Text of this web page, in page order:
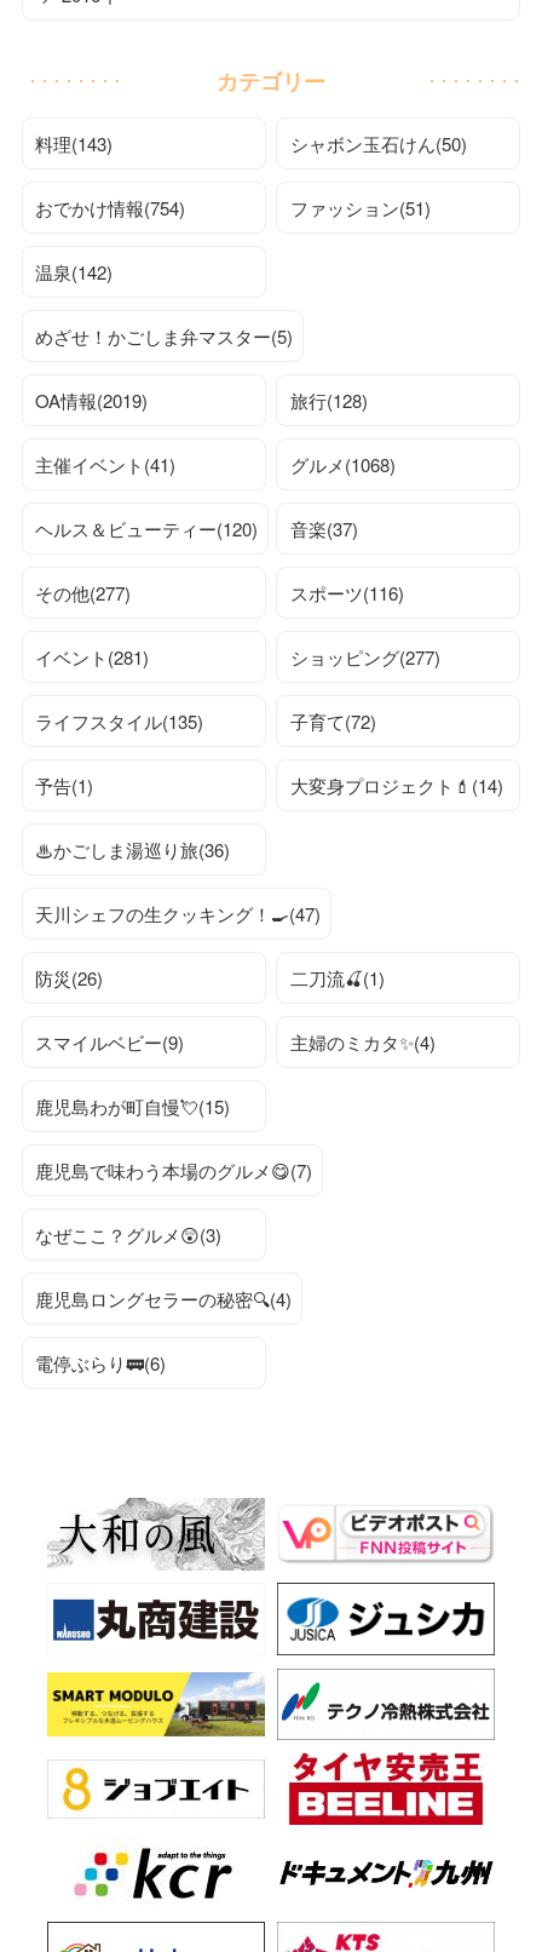
カテゴリー
料理(143) シャボン玉石けん(50)
おでかけ情報(754) ファッション(51)
温泉(142)
めざせ！かごしま弁マスター(5)
OA情報(2019) 旅行(128)
主催イベント(41) グルメ(1068)
ヘルス＆ビューティー(120) 音楽(37)
その他(277) スポーツ(116)
イベント(281) ショッピング(277)
ライフスタイル(135) 子育て(72)
予告(1) 大変身プロジェクト💄(14)
♨かごしま湯巡り旅(36)
天川シェフの生クッキング！🍳(47)
防災(26) 二刀流🍒(1)
スマイルベビー(9) 主婦のミカタ✨(4)
鹿児島わが町自慢💘(15)
鹿児島で味わう本場のグルメ😋(7)
なぜここ？グルメ😲(3)
鹿児島ロングセラーの秘密🔍(4)
電停ぶらり🚃(6)